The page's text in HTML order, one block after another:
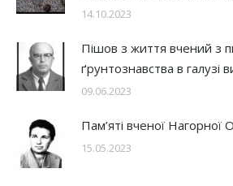
14.10.2023
Пішов з життя вчений з
ґрунтознавства в галузі
09.06.2023
Пам’яті вченої Нагорної
15.05.2023